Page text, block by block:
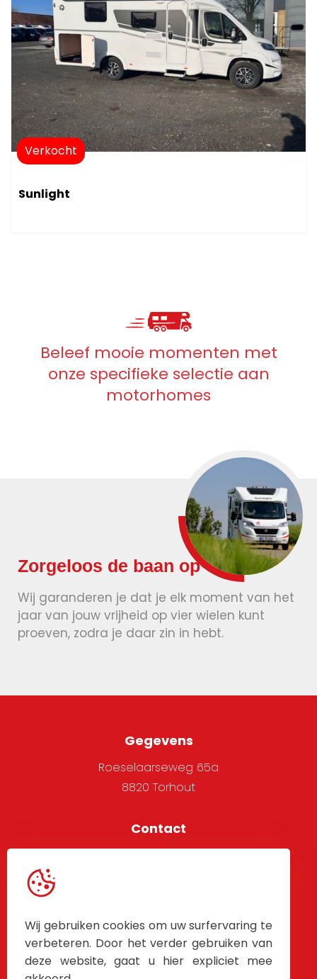
Verkocht
Sunlight
Beleef mooie momenten met
onze specifieke selectie aan
motorhomes
Zorgeloos de baan op
Wij garanderen je dat je elk moment van het
jaar van jouw vrijheid op vier wielen kunt
proeven, zodra je daar zin in hebt.
Gegevens
Roeselaarseweg 65a
8820 Torhout
Contact
Algemene voorwaarden
Contacteer Ons
Wij gebruiken cookies om uw surfervaring te
verbeteren. Door het verder gebruiken van
deze website, gaat u hier expliciet mee